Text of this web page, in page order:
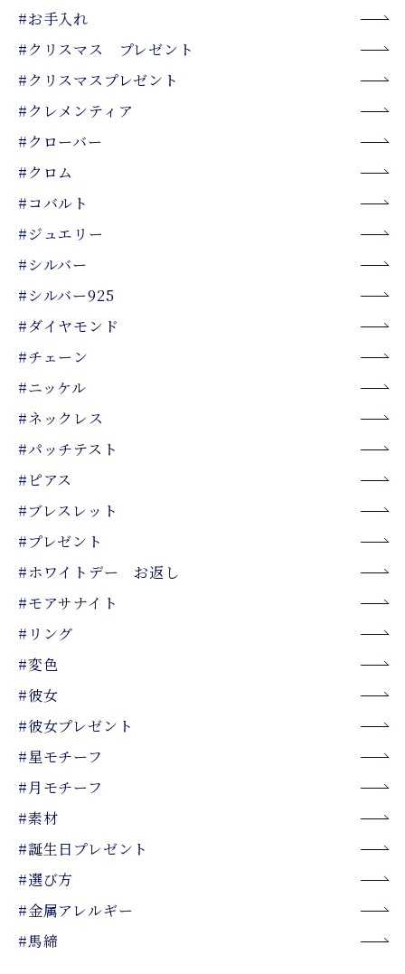
#お手入れ
#クリスマス プレゼント
#クリスマスプレゼント
#クレメンティア
#クローバー
#クロム
#コバルト
#ジュエリー
#シルバー
#シルバー925
#ダイヤモンド
#チェーン
#ニッケル
#ネックレス
#パッチテスト
#ピアス
#ブレスレット
#プレゼント
#ホワイトデー お返し
#モアサナイト
#リング
#変色
#彼女
#彼女プレゼント
#星モチーフ
#月モチーフ
#素材
#誕生日プレゼント
#選び方
#金属アレルギー
#馬締